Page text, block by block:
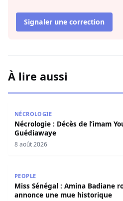
Signaler une correction
À lire aussi
NÉCROLOGIE
Nécrologie : Décès de l’imam
Guédiawaye
8 août 2026
PEOPLE
Miss Sénégal : Amina Badiane
annonce une mue historique